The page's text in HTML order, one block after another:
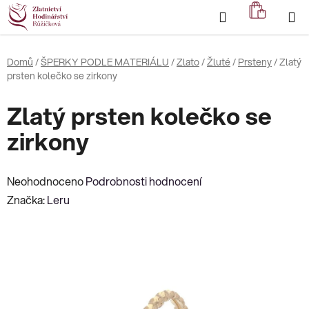
Přejít
na
obsah
Hledat
KOŠÍK
Domů /ŠPERKY PODLE MATERIÁLU /Zlato/Žluté/ Prsteny/Zlatý
prsten kolečko se zirkony
Zlatý prsten kolečko se
zirkony
Průměrné
hodnocení
NeohodnocenoPodrobnosti hodnocení
Značka:Leru